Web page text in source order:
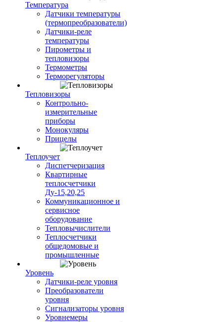
Температура
Датчики температуры
(термопреобразователи)
Датчики-реле
температуры
Пирометры и
тепловизоры
Термометры
Терморегуляторы
Тепловизоры
Контрольно-
измерительные
приборы
Монокуляры
Прицелы
Теплоучет
Диспетчеризация
Квартирные
теплосчетчики
Ду-15,20,25
Коммуникационное и
сервисное
оборудование
Тепловычислители
Теплосчетчики
общедомовые и
промышленные
Уровень
Датчики-реле уровня
Преобразователи
уровня
Сигнализаторы уровня
Уровнемеры